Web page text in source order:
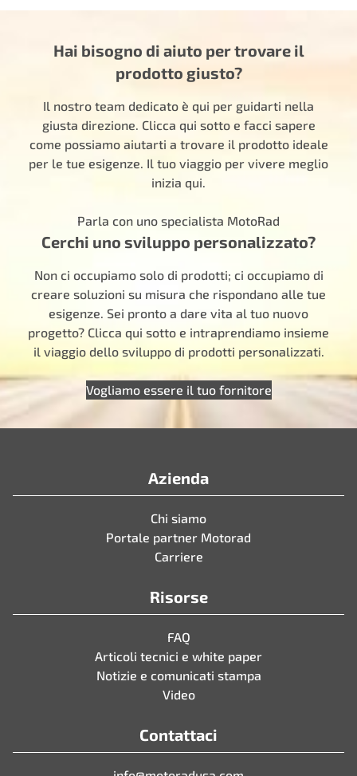
Hai bisogno di aiuto per trovare il
prodotto giusto?
Il nostro team dedicato è qui per guidarti nella
giusta direzione. Clicca qui sotto e facci sapere
come possiamo aiutarti a trovare il prodotto ideale
per le tue esigenze. Il tuo viaggio per vivere meglio
inizia qui.
Parla con uno specialista MotoRad
Cerchi uno sviluppo personalizzato?
Non ci occupiamo solo di prodotti; ci occupiamo di
creare soluzioni su misura che rispondano alle tue
esigenze. Sei pronto a dare vita al tuo nuovo
progetto? Clicca qui sotto e intraprendiamo insieme
il viaggio dello sviluppo di prodotti personalizzati.
Vogliamo essere il tuo fornitore
Azienda
Chi siamo
Portale partner Motorad
Carriere
Risorse
FAQ
Articoli tecnici e white paper
Notizie e comunicati stampa
Video
Contattaci